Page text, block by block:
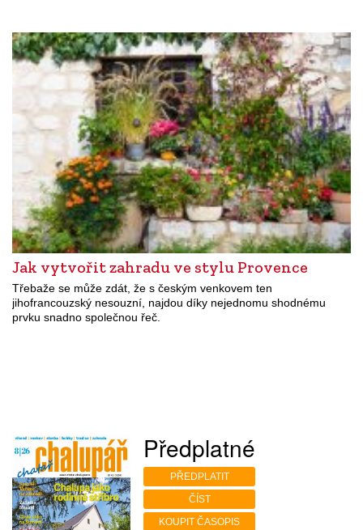
Jak vytvořit zahradu ve stylu Provence
Třebaže se může zdát, že s českým venkovem ten
jihofrancouzský nesouzní, najdou díky nejednomu shodnému
prvku snadno společnou řeč.
Předplatné
PŘEDPLATIT
ČÍST
KOUPIT ČASOPIS